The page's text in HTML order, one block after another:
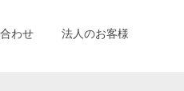
わせ 法人のお客様